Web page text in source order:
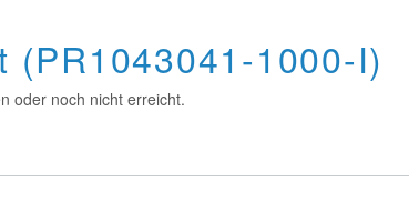
1000-I)
oder noch nicht erreicht.